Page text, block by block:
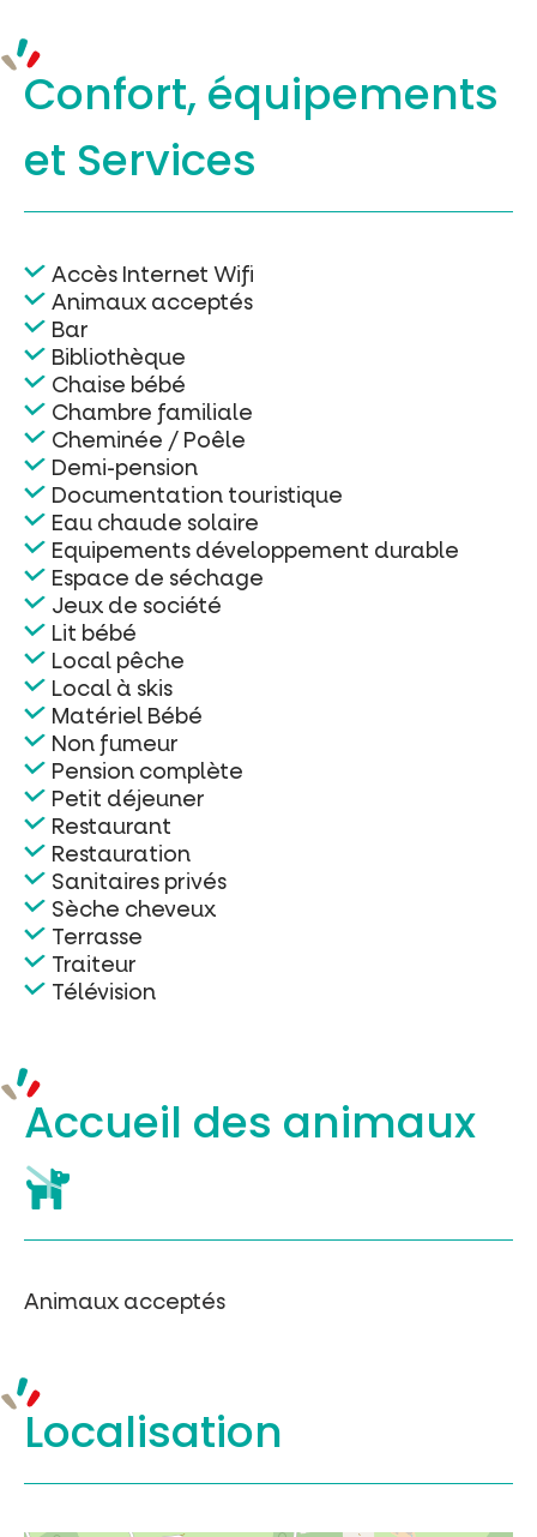
Confort, équipements
et Services
Accès Internet Wifi
Animaux acceptés
Bar
Bibliothèque
Chaise bébé
Chambre familiale
Cheminée / Poêle
Demi-pension
Documentation touristique
Eau chaude solaire
Equipements développement durable
Espace de séchage
Jeux de société
Lit bébé
Local pêche
Local à skis
Matériel Bébé
Non fumeur
Pension complète
Petit déjeuner
Restaurant
Restauration
Sanitaires privés
Sèche cheveux
Terrasse
Traiteur
Télévision
Accueil des animaux
Animaux acceptés
Localisation